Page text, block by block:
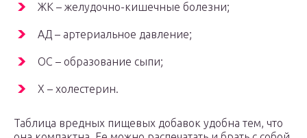
ЖК – желудочно-кишечные болезни;
АД – артериальное давление;
ОС – образование сыпи;
Х – холестерин.
Таблица вредных пищевых добавок удобна тем, что